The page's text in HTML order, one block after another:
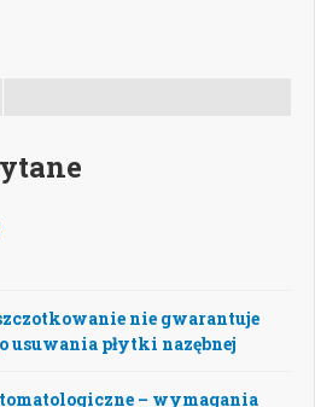
nie gwarantuje
usuwania płytki nazębnej
– wymagania